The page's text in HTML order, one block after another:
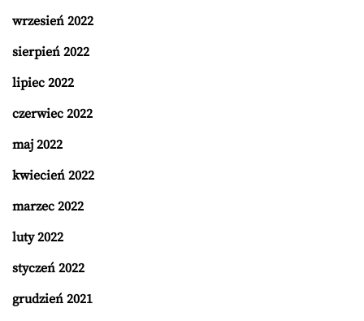
wrzesień 2022
sierpień 2022
lipiec 2022
czerwiec 2022
maj 2022
kwiecień 2022
marzec 2022
luty 2022
styczeń 2022
grudzień 2021